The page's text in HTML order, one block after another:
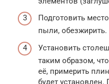
Подготовить
пыли, обезжирить.
Установить
таким образом,
её, примерить
будет установлен.